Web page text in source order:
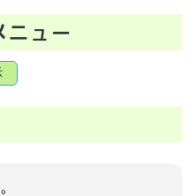
ニュー